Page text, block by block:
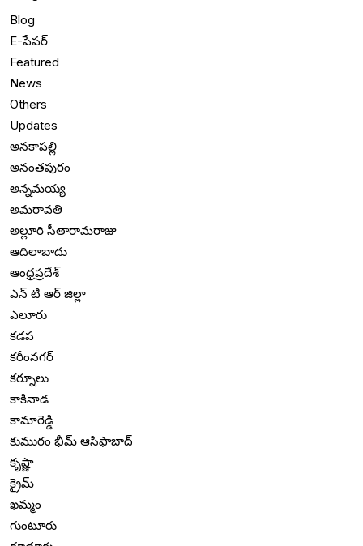
Blog
E-పేపర్
Featured
News
Others
Updates
అనకాపల్లి
అనంతపురం
అన్నమయ్య
అమరావతి
అల్లూరి సీతారామరాజు
ఆదిలాబాదు
ఆంధ్రప్రదేశ్
ఎన్ టి ఆర్ జిల్లా
ఎలూరు
కడప
కరీంనగర్
కర్నూలు
కాకినాడ
కామారెడ్డి
కుమురం భీమ్ ఆసిఫాబాద్
కృష్ణా
క్రైమ్
ఖమ్మం
గుంటూరు